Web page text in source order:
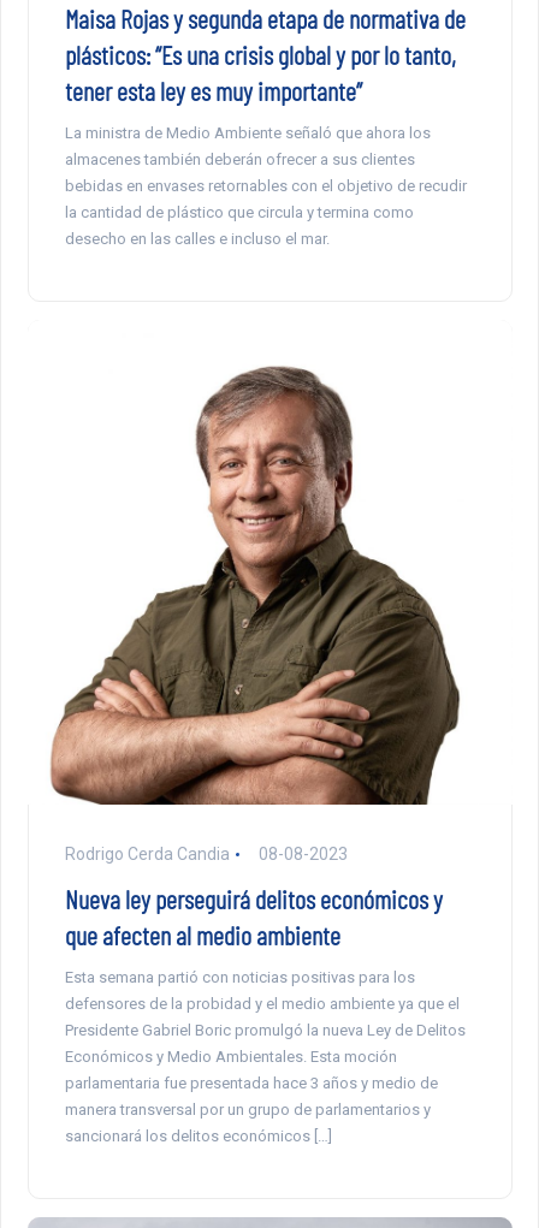
Maisa Rojas y segunda etapa de normativa de
plásticos: “Es una crisis global y por lo tanto,
tener esta ley es muy importante”
La ministra de Medio Ambiente señaló que ahora los
almacenes también deberán ofrecer a sus clientes
bebidas en envases retornables con el objetivo de recudir
la cantidad de plástico que circula y termina como
desecho en las calles e incluso el mar.
Rodrigo Cerda Candia 08-08-2023
Nueva ley perseguirá delitos económicos y
que afecten al medio ambiente
Esta semana partió con noticias positivas para los
defensores de la probidad y el medio ambiente ya que el
Presidente Gabriel Boric promulgó la nueva Ley de Delitos
Económicos y Medio Ambientales. Esta moción
parlamentaria fue presentada hace 3 años y medio de
manera transversal por un grupo de parlamentarios y
sancionará los delitos económicos […]